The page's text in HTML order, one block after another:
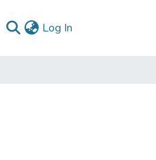
Log In